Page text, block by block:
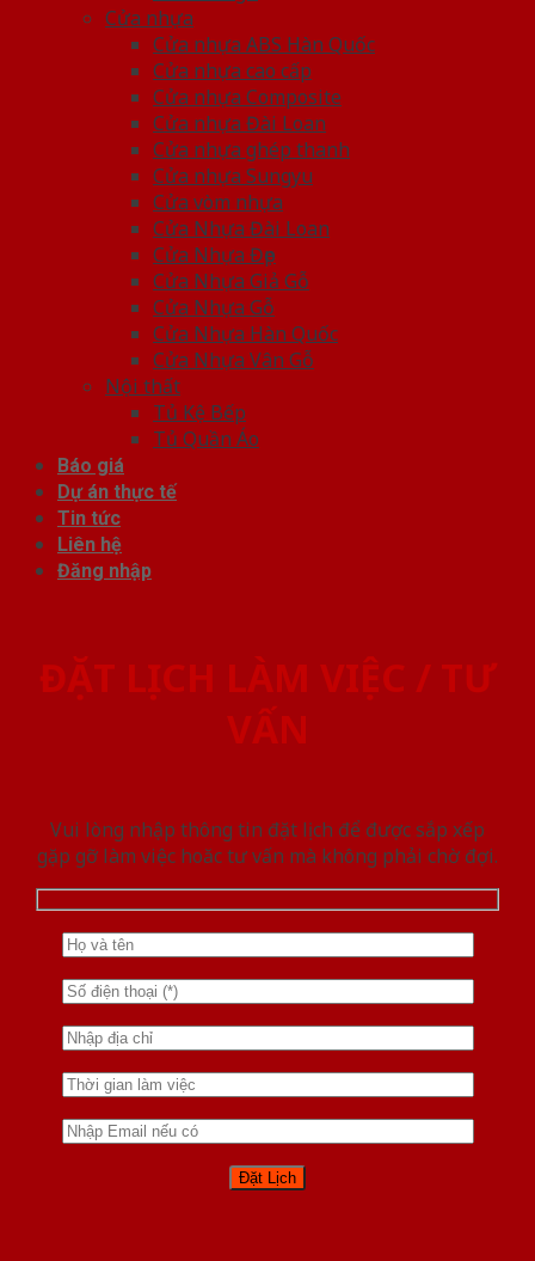
Cửa nhựa
Cửa nhựa ABS Hàn Quốc
Cửa nhựa cao cấp
Cửa nhựa Composite
Cửa nhựa Đài Loan
Cửa nhựa ghép thanh
Cửa nhựa Sungyu
Cửa vòm nhựa
Cửa Nhựa Đài Loan
Cửa Nhựa Đẹp
Cửa Nhựa Giả Gỗ
Cửa Nhựa Gỗ
Cửa Nhựa Hàn Quốc
Cửa Nhựa Vân Gỗ
Nội thất
Tủ Kệ Bếp
Tủ Quần Áo
Báo giá
Dự án thực tế
Tin tức
Liên hệ
Đăng nhập
ĐẶT LỊCH LÀM VIỆC / TƯ
VẤN
Vui lòng nhập thông tin đặt lịch để được sắp xếp
gặp gỡ làm việc hoăc tư vấn mà không phải chờ đợi.